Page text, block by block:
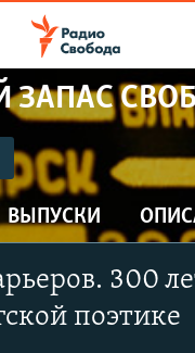
ЗАПАС
Подписаться
ВЫПУСКИ
300
поэтике